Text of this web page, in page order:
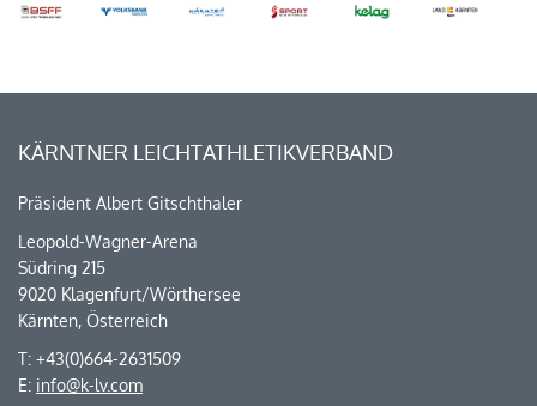
KÄRNTNER LEICHTATHLETIKVERBAND
Präsident Albert Gitschthaler
Leopold-Wagner-Arena
Südring 215
9020 Klagenfurt/Wörthersee
Kärnten, Österreich
T: +43(0)664-2631509
E: info@k-lv.com